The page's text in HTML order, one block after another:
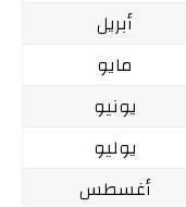
أبريل
مايو
يونيو
يوليو
أغسطس